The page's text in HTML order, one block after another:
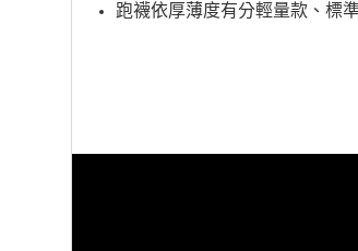
跑襪依厚薄度有分輕量款、標